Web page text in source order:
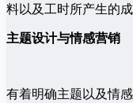
料以及工时所产生的
主题设计与情感营销
有着明确主题以及情